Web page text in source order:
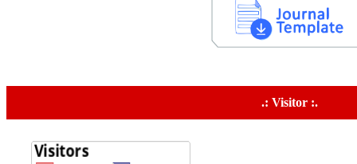
.: Visitor :.